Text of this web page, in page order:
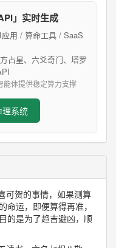
」实时生成
用 / 算命工具 / SaaS
占星、六爻奇门、塔罗
能体提供稳定算力支撑
系统
可贺的事情，如果测算
运，即便算得再准，
的是为了趋吉避凶，顺